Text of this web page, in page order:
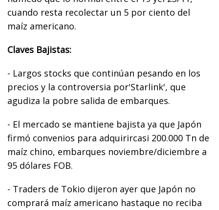
cuando resta recolectar un 5 por ciento del
maíz americano.
Claves Bajistas:
- Largos stocks que continúan pesando en los
precios y la controversia por'Starlink', que
agudiza la pobre salida de embarques.
- El mercado se mantiene bajista ya que Japón
firmó convenios para adquirircasi 200.000 Tn de
maíz chino, embarques noviembre/diciembre a
95 dólares FOB.
- Traders de Tokio dijeron ayer que Japón no
comprará maíz americano hastaque no reciba